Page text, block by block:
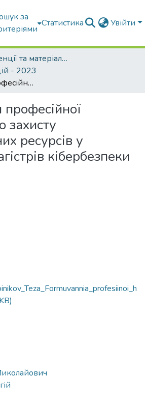
за
Статистика Увійти
Конференції та матеріали конференцій
- 2023
Формування професійної готовності до захисту інформаційних ресурсів у майбутніх магістрів кібербезпеки
захисту
ресурсів у
кібербезпеки